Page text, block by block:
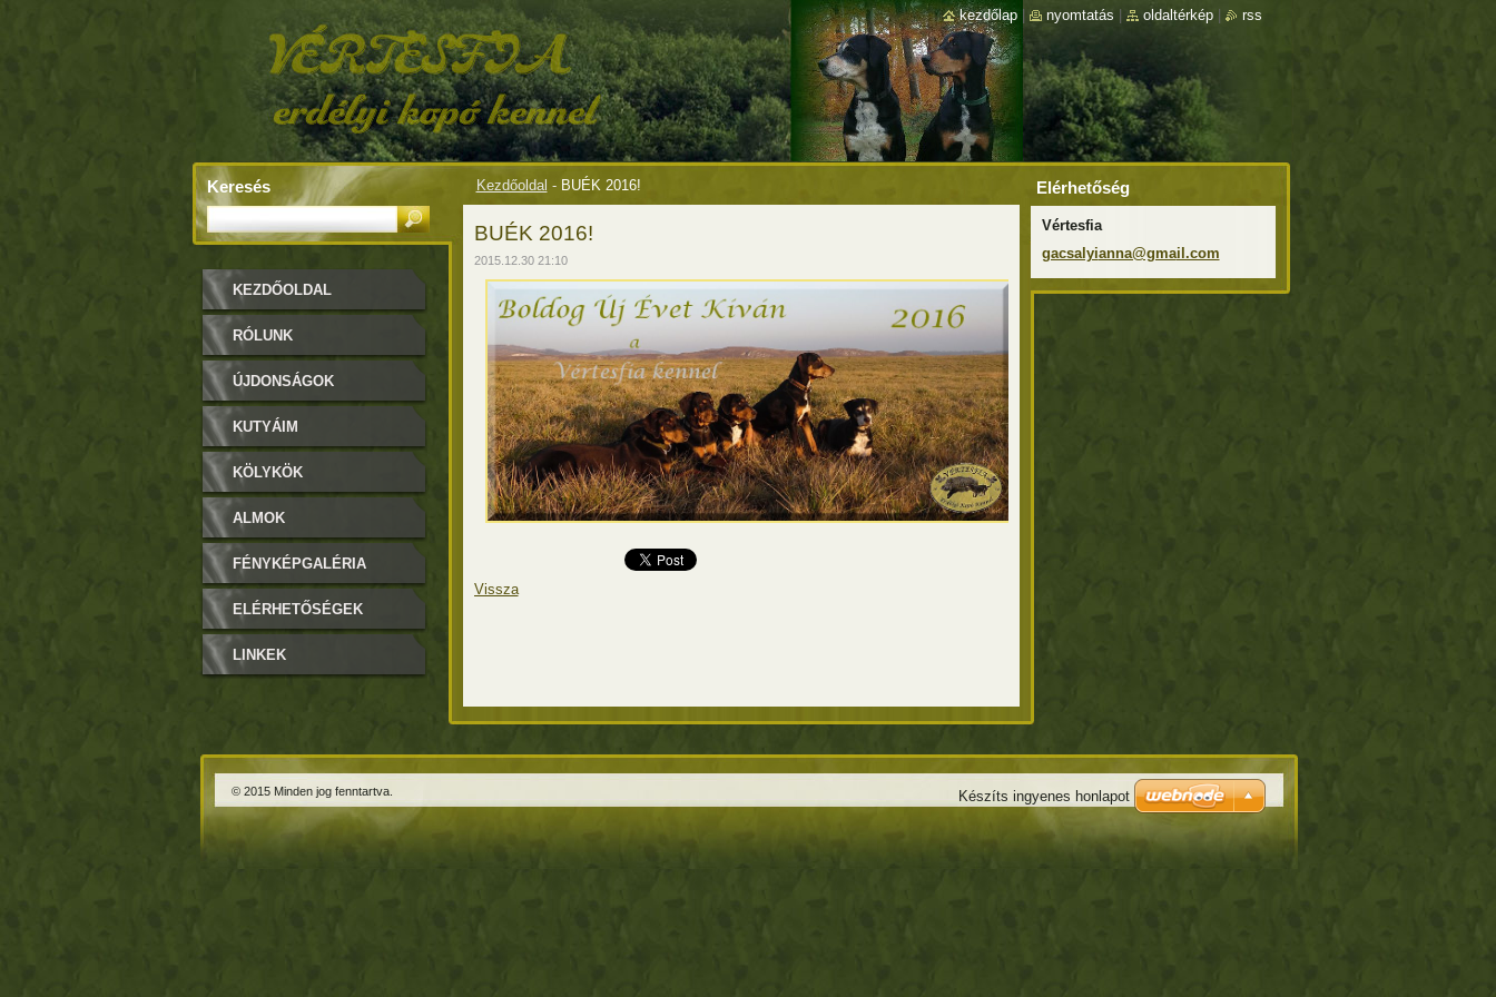
Kezdőoldal - BUÉK 2016!
BUÉK 2016!
2015.12.30 21:10
Vissza
KEZDŐOLDAL
RÓLUNK
ÚJDONSÁGOK
KUTYÁIM
KÖLYKÖK
ALMOK
FÉNYKÉPGALÉRIA
ELÉRHETŐSÉGEK
LINKEK
Elérhetőség
Vértesfia
gacsalyianna@gmail.com
Keresés
kezdőlap nyomtatás oldaltérkép rss
© 2015 Minden jog fenntartva. Készíts ingyenes honlapot